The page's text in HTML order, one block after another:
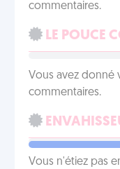
commentaires.
LE POUCE
Vous avez donné
commentaires.
Vous n'étiez pas